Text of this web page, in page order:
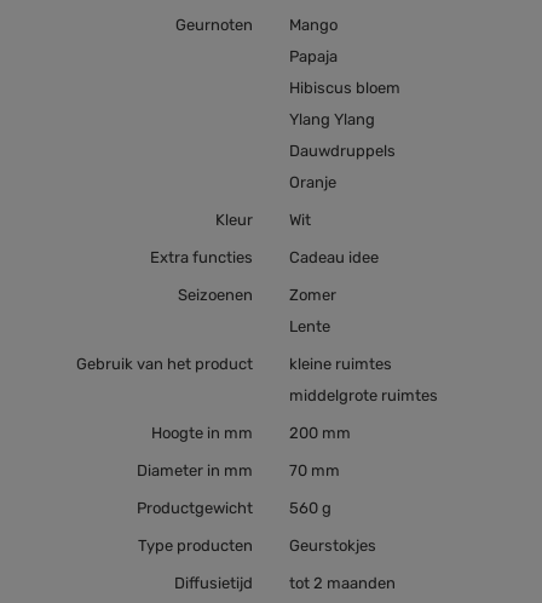
Geurnoten
Mango
Papaja
Hibiscus bloem
Ylang Ylang
Dauwdruppels
Oranje
Kleur Wit
Extra functies Cadeau idee
Seizoenen
Zomer
Lente
Gebruik van het product
kleine ruimtes
middelgrote ruimtes
Hoogte in mm 200 mm
Diameter in mm 70 mm
Productgewicht 560 g
Type producten Geurstokjes
Diffusietijd tot 2 maanden